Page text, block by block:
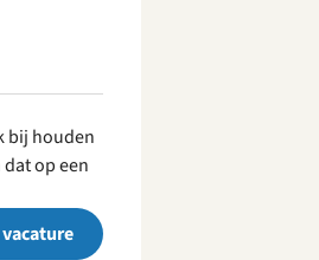
bij houden
op een